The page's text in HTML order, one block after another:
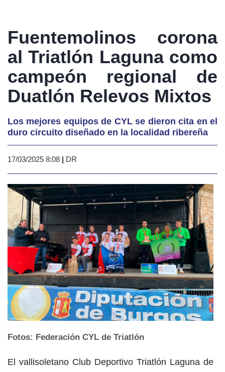
Fuentemolinos corona
al Triatlón Laguna como
campeón regional de
Duatlón Relevos Mixtos
Los mejores equipos de CYL se dieron cita en el
duro circuito diseñado en la localidad ribereña
17/03/2025 8:08 | DR
Fotos: Federación CYL de Triatlón
El vallisoletano Club Deportivo Triatlón Laguna de